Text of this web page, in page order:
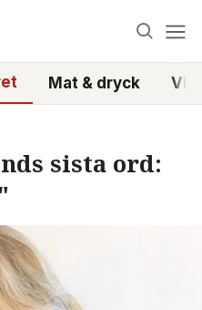
Mat & dryck
sista ord: